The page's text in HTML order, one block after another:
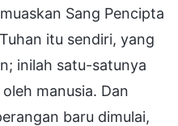
Sang Pencipta
itu sendiri, yang
inilah satu-satunya
manusia. Dan
baru dimulai,